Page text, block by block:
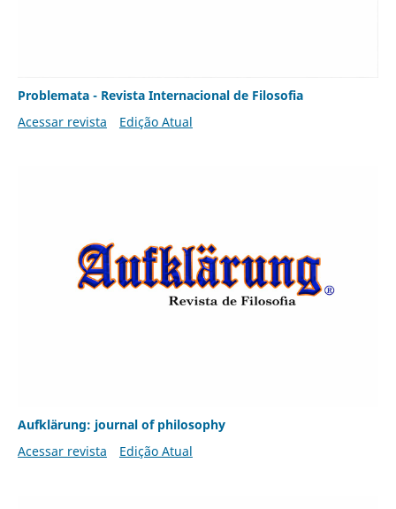
Problemata - Revista Internacional de Filosofia
Acessar revista
Edição Atual
Aufklärung: journal of philosophy
Acessar revista
Edição Atual